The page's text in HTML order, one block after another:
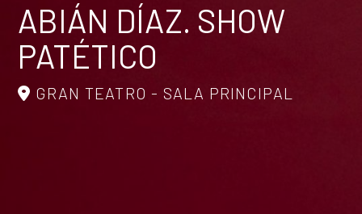
ABIÁN DÍAZ. SHOW
PATÉTICO
GRAN TEATRO - SALA PRINCIPAL